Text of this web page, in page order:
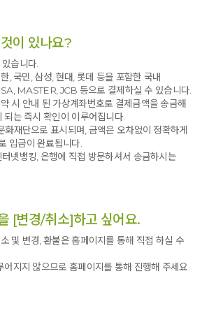
이 있나요?
습니다.
, 국민, 삼성, 현대, 롯데 등을 포함한 국내
MASTER, JCB 등으로 결제하실 수 있습니다.
시 안내 된 가상계좌번호로 결제금액을 송금해
되는 즉시 확인이 이루어집니다.
화재단으로 표시되며, 금액은 오차없이 정확하게
입금이 완료됩니다.
넷뱅킹, 은행에 직접 방문하셔서 송금하시는
[변경/취소]하고 싶어요.
및 변경, 환불은 홈페이지를 통해 직접 하실 수
어지지 않으므로 홈페이지를 통해 진행해 주세요.